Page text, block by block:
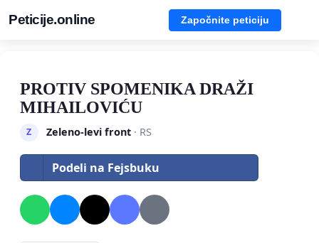
Peticije.online Započnite peticiju
PROTIV SPOMENIKA DRAŽI
MIHAILOVIĆU
Z Zeleno-levi front· RS
Podeli na Fejsbuku